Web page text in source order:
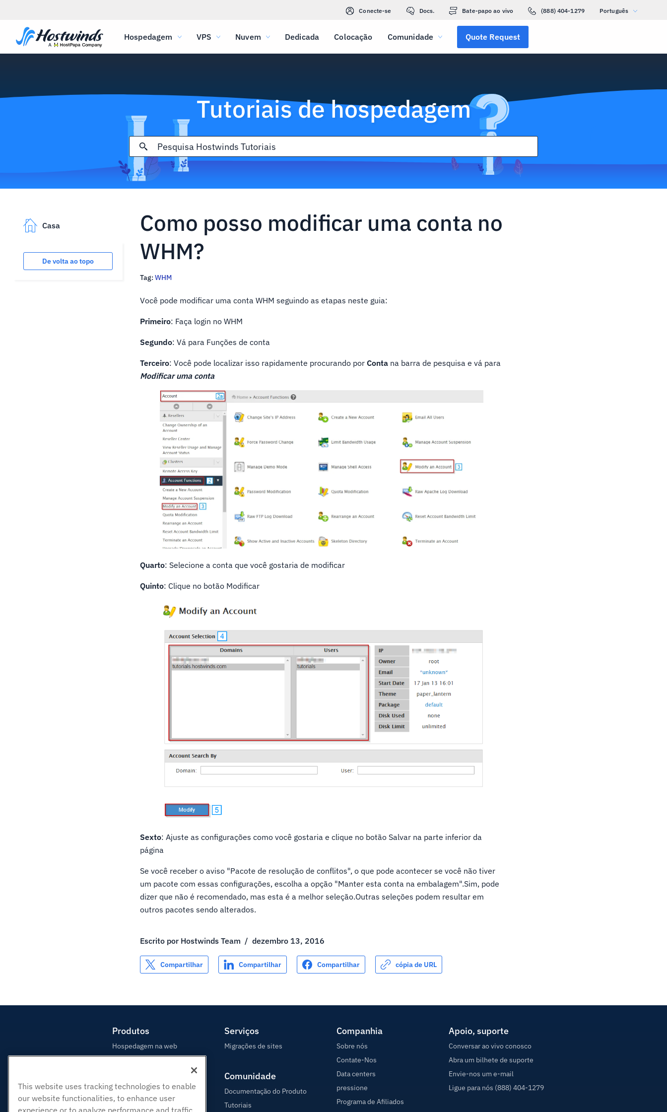
Conecte-se Docs. Bate-papo ao vivo (888) 404-1279 Português
Hospedagem VPS Nuvem Dedicada Colocação Comunidade Quote Request
Tutoriais de hospedagem
Casa
De volta ao topo
Como posso modificar uma conta no
WHM?
Tag: WHM
Você pode modificar uma conta WHM seguindo as etapas neste guia:
Primeiro: Faça login no WHM
Segundo: Vá para Funções de conta
Terceiro: Você pode localizar isso rapidamente procurando porConta na barra de pesquisa e vá para
Modificar uma conta
Quarto: Selecione a conta que você gostaria de modificar
Quinto: Clique no botão Modificar
Sexto: Ajuste as configurações como você gostaria e clique no botão Salvar na parte inferior da
página
Se você receber o aviso "Pacote de resolução de conflitos", o que pode acontecer se você não tiver
um pacote com essas configurações, escolha a opção "Manter esta conta na embalagem".Sim, pode
dizer que não é recomendado, mas esta é a melhor seleção.Outras seleções podem resultar em
outros pacotes sendo alterados.
Escrito por Hostwinds Team /dezembro 13, 2016
Compartilhar Compartilhar Compartilhar cópia de URL
Produtos
Hospedagem na web
Revendedor com etiqueta em
branco
Serviços
Migrações de sites
Comunidade
Documentação do Produto
Tutoriais
Companhia
Sobre nós
Contate-Nos
Data centers
pressione
Programa de Afiliados
Apoio, suporte
Conversar ao vivo conosco
Abra um bilhete de suporte
Envie-nos um e-mail
Ligue para nós (888) 404-1279
This website uses tracking technologies to enable
our website functionalities, to enhance user